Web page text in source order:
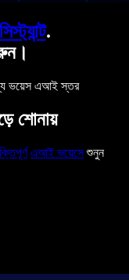
.
ভয়েস এআই স্তর
শোনায়
এআই ভয়েসেশুনুন